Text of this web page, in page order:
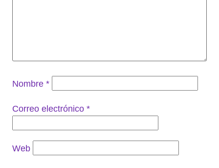
Nombre *
Correo electrónico *
Web